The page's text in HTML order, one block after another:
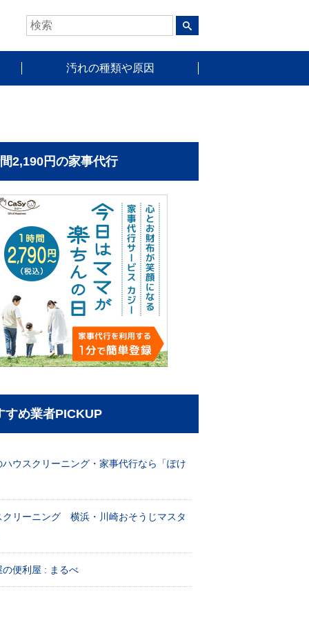
汚れの種類や原因
2,190円の家事代行
すめ業者PICKUP
ハウスクリーニング・家事代行なら「ぽけ
クリーニング 横浜・川崎おそうじマスタ
の便利屋 : まるべ